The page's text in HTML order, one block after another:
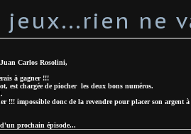
jeux...rien ne
Carlos Rosolini,
à gagner !!!
est chargée de piocher les deux bons numéros.
!!! impossible donc de la revendre pour placer son argent
prochain épisode...